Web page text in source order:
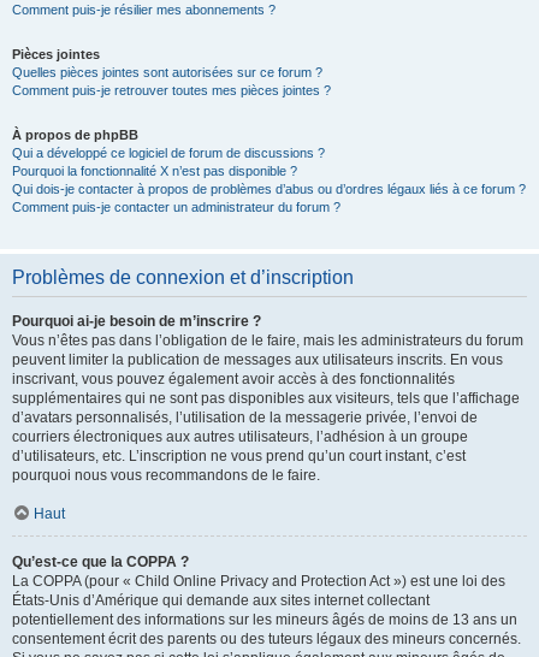
Comment puis-je résilier mes abonnements ?
Pièces jointes
Quelles pièces jointes sont autorisées sur ce forum ?
Comment puis-je retrouver toutes mes pièces jointes ?
À propos de phpBB
Qui a développé ce logiciel de forum de discussions ?
Pourquoi la fonctionnalité X n’est pas disponible ?
Qui dois-je contacter à propos de problèmes d’abus ou d’ordres légaux liés à ce forum ?
Comment puis-je contacter un administrateur du forum ?
Problèmes de connexion et d’inscription
Pourquoi ai-je besoin de m’inscrire ?
Vous n’êtes pas dans l’obligation de le faire, mais les administrateurs du forum
peuvent limiter la publication de messages aux utilisateurs inscrits. En vous
inscrivant, vous pouvez également avoir accès à des fonctionnalités
supplémentaires qui ne sont pas disponibles aux visiteurs, tels que l’affichage
d’avatars personnalisés, l’utilisation de la messagerie privée, l’envoi de
courriers électroniques aux autres utilisateurs, l’adhésion à un groupe
d’utilisateurs, etc. L’inscription ne vous prend qu’un court instant, c’est
pourquoi nous vous recommandons de le faire.
Haut
Qu’est-ce que la COPPA ?
La COPPA (pour « Child Online Privacy and Protection Act ») est une loi des
États-Unis d’Amérique qui demande aux sites internet collectant
potentiellement des informations sur les mineurs âgés de moins de 13 ans un
consentement écrit des parents ou des tuteurs légaux des mineurs concernés.